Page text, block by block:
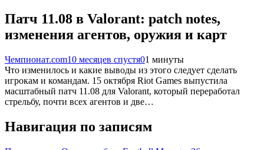
Патч 11.08 в Valorant: patch notes,
изменения агентов, оружия и карт
Чемпионат.com10 месяцев спустя01 минуты
Что изменилось и какие выводы из этого следует сделать
игрокам и командам. 15 октября Riot Games выпустила
масштабный патч 11.08 для Valorant, который переработал
стрельбу, почти всех агентов и две…
Навигация по записям